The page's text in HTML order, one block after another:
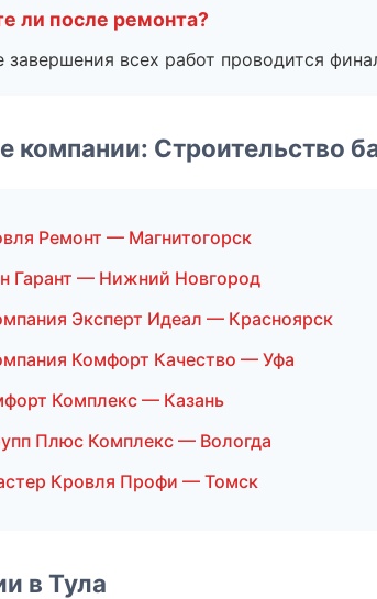
ли после ремонта?
завершения всех работ проводится
компании: Строительство
Ремонт — Магнитогорск
Гарант — Нижний Новгород
Эксперт Идеал — Красноярск
Комфорт Качество — Уфа
Комплекс — Казань
Плюс Комплекс — Вологда
Кровля Профи — Томск
в Тула